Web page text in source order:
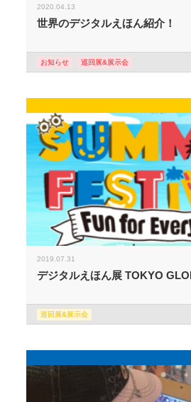
2020.04.13
世界のデジタルえほん紹介！
お知らせ 巡回展&展示会
2019.07.31
デジタルえほん展 TOKYO
巡回展&展示会